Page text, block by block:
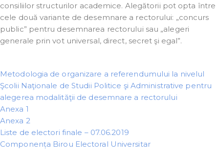
consiliilor structurilor academice. Alegătorii pot opta între
cele două variante de desemnare a rectorului: „concurs
public” pentru desemnarea rectorului sau „alegeri
generale prin vot universal, direct, secret şi egal”.
Metodologia de organizare a referendumului la nivelul
Şcolii Naţionale de Studii Politice şi Administrative pentru
alegerea modalităţii de desemnare a rectorului
Anexa 1
Anexa 2
Liste de electori finale – 07.06.2019
Componența Birou Electoral Universitar